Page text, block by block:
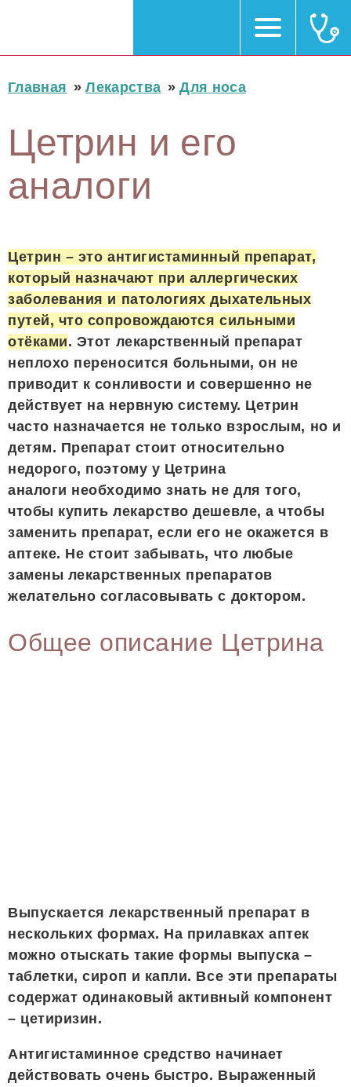
Главная »Лекарства »Для носа
Цетрин и его
аналоги
Цетрин – это антигистаминный препарат,
который назначают при аллергических
заболевания и патологиях дыхательных
путей, что сопровождаются сильными
отёками. Этот лекарственный препарат
неплохо переносится больными, он не
приводит к сонливости и совершенно не
действует на нервную систему. Цетрин
часто назначается не только взрослым, но и
детям. Препарат стоит относительно
недорого, поэтому у Цетрина
аналоги необходимо знать не для того,
чтобы купить лекарство дешевле, а чтобы
заменить препарат, если его не окажется в
аптеке. Не стоит забывать, что любые
замены лекарственных препаратов
желательно согласовывать с доктором.
Общее описание Цетрина
Выпускается лекарственный препарат в
нескольких формах. На прилавках аптек
можно отыскать такие формы выпуска –
таблетки, сироп и капли. Все эти препараты
содержат одинаковый активный компонент
– цетиризин.
Антигистаминное средство начинает
действовать очень быстро. Выраженный